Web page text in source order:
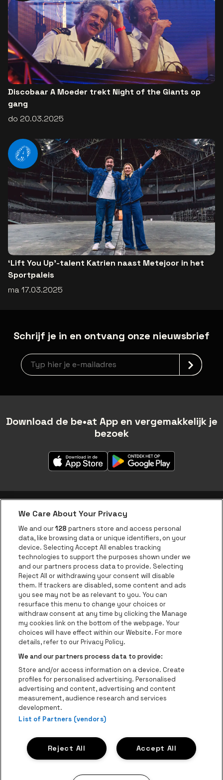
Discobaar A Moeder trekt Night of the Giants op
gang
do 20.03.2025
‘Lift You Up’-talent Katrien naast Metejoor in het
Sportpaleis
ma 17.03.2025
Schrijf je in en ontvang onze nieuwsbrief
Nieuwsbrief aanmelding
Download de be•at App en vergemakkelijk je
bezoek
be•at app
be•at Corporate
be•at Business
Groepen
Helpcenter
Contact
Instagram
Facebook
Threads
TiktokYoutube
Be•at Tickets is een deel vanbe•at
be•at Tickets
Schijnpoortweg 119, 2170 Antwerpen
Be-At Venues
Schijnpoortweg 119, 2170 Antwerpen
BTW (BE) 0461.051.688 - RPR Antwerpen
BNP Paribas Fortis - IBAN: BE93 2200 4925 0067 - BIC:
GEBABEBB
ProclaimerCookiesManage my cookiesPrivacy
We Care About Your Privacy
We and our128 partners store and access personal
data, like browsing data or unique identifiers, on your
device. Selecting Accept All enables tracking
technologies to support the purposes shown under we
and our partners process data to provide. Selecting
Reject All or withdrawing your consent will disable
them. If trackers are disabled, some content and ads
you see may not be as relevant to you. You can
resurface this menu to change your choices or
withdraw consent at any time by clicking the Manage
my cookies link on the bottom of the webpage. Your
choices will have effect within our Website. For more
details, refer to our Privacy Policy.
We and our partners process data to provide:
Store and/or access information on a device. Create
profiles for personalised advertising. Personalised
advertising and content, advertising and content
measurement, audience research and services
development.
List of Partners (vendors)
Accept All
Reject All